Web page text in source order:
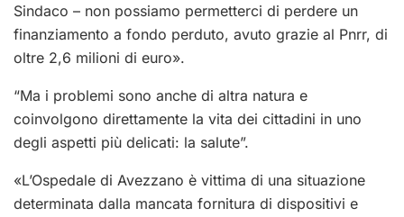
Sindaco – non possiamo permetterci di perdere un
finanziamento a fondo perduto, avuto grazie al Pnrr, di
oltre 2,6 milioni di euro».
“Ma i problemi sono anche di altra natura e
coinvolgono direttamente la vita dei cittadini in uno
degli aspetti più delicati: la salute”.
«L’Ospedale di Avezzano è vittima di una situazione
determinata dalla mancata fornitura di dispositivi e